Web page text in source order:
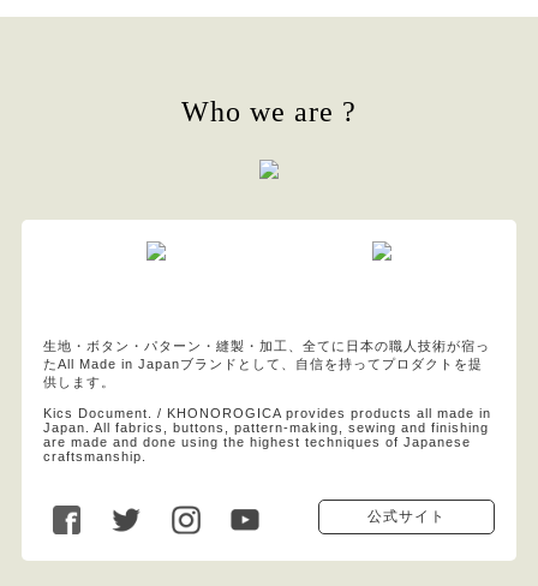
Who we are ?
生地・ボタン・パターン・縫製・加工、全てに日本の職人技術が宿っ
たAll Made in Japanブランドとして、自信を持ってプロダクトを提
供します。
Kics Document. / KHONOROGICA provides products all made in
Japan. All fabrics, buttons, pattern-making, sewing and finishing
are made and done using the highest techniques of Japanese
craftsmanship.
公式サイト